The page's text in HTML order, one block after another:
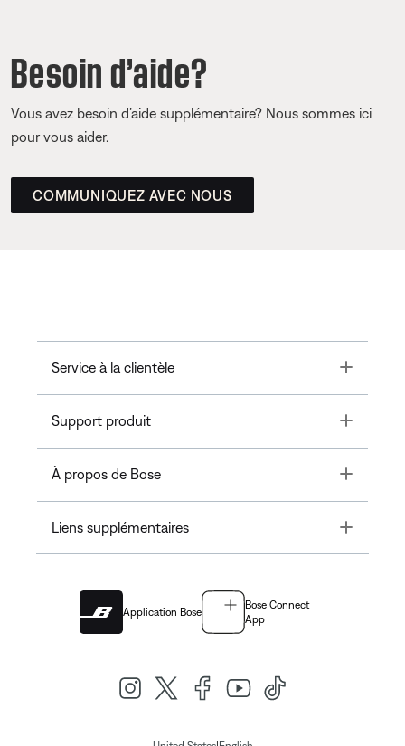
Besoin d’aide?
Vous avez besoin d’aide supplémentaire? Nous sommes ici
pour vous aider.
COMMUNIQUEZ AVEC NOUS
Service à la clientèle Toggle
Support produit Toggle
À propos de Bose Toggle
Liens supplémentaires Toggle
Application Bose
Bose Connect
App